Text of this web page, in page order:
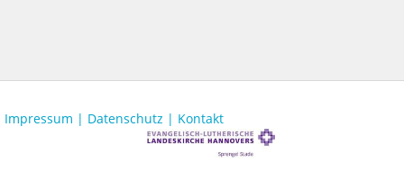
Impressum | Datenschutz | Kontakt